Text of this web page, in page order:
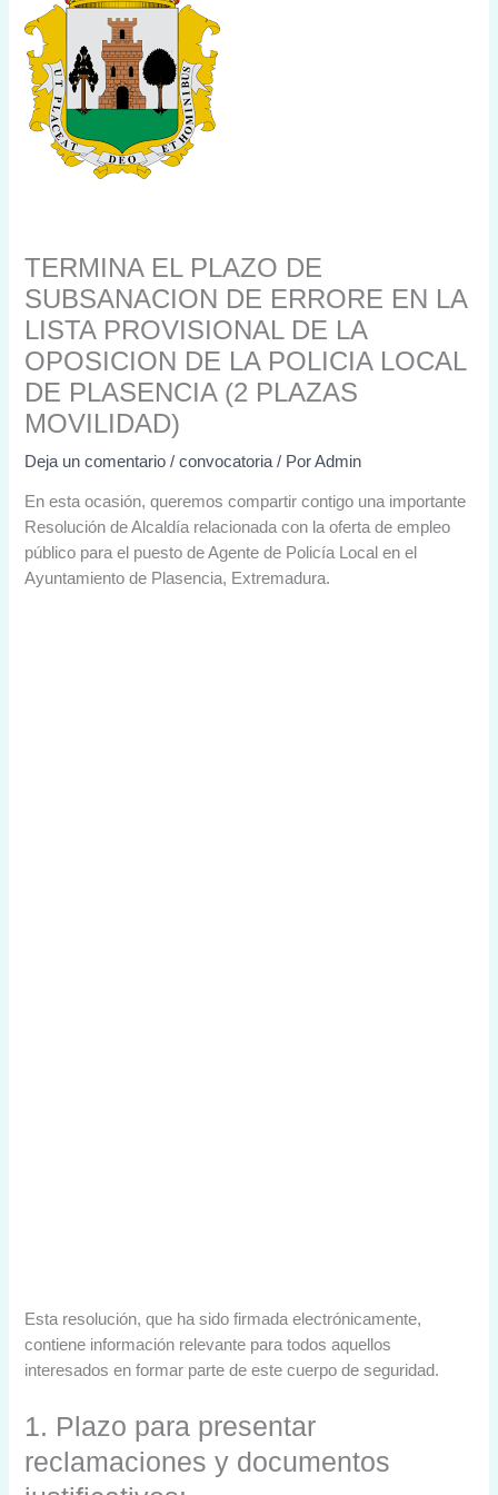
TERMINA EL PLAZO DE
SUBSANACION DE ERRORE EN LA
LISTA PROVISIONAL DE LA
OPOSICION DE LA POLICIA LOCAL
DE PLASENCIA (2 PLAZAS
MOVILIDAD)
Deja un comentario /convocatoria / PorAdmin
En esta ocasión, queremos compartir contigo una importante
Resolución de Alcaldía relacionada con la oferta de empleo
público para el puesto de Agente de Policía Local en el
Ayuntamiento de Plasencia, Extremadura.
Esta resolución, que ha sido firmada electrónicamente,
contiene información relevante para todos aquellos
interesados en formar parte de este cuerpo de seguridad.
1. Plazo para presentar
reclamaciones y documentos